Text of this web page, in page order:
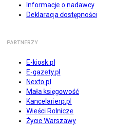
Informacje o nadawcy
Deklaracja dostępności
PARTNERZY
E-kiosk.pl
E-gazety.pl
Nexto.pl
Mała księgowość
Kancelarierp.pl
Wieści Rolnicze
Życie Warszawy